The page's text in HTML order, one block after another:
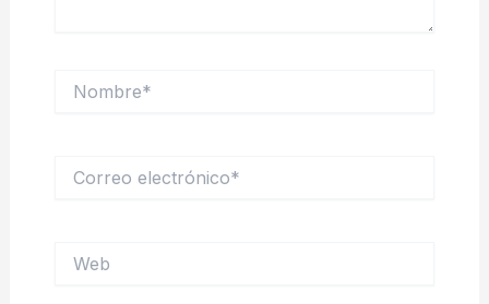
electrónico*